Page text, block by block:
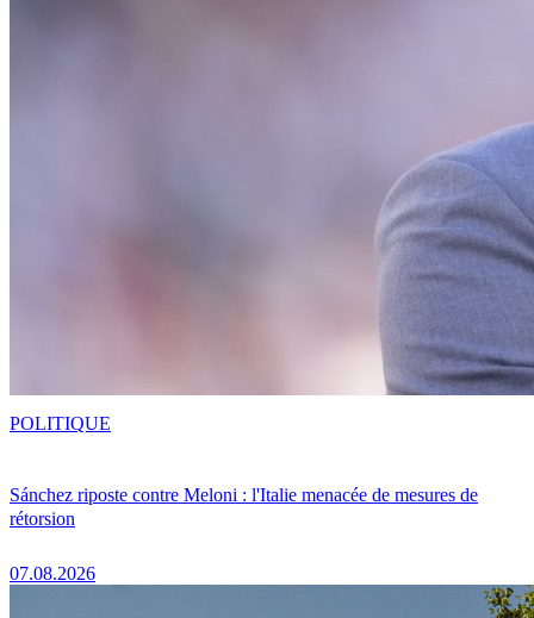
Sánchez riposte contre Meloni : l'Italie menacée de mesures de
rétorsion
07.08.2026
POLITIQUE